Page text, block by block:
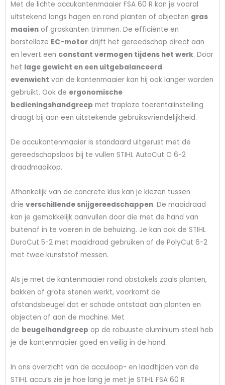
Met de lichte accukantenmaaier FSA 60 R kan je vooral
uitstekend langs hagen en rond planten of objecten gras
maaien of graskanten trimmen. De efficiënte en
borstelloze EC-motor drijft het gereedschap direct aan
en levert een constant vermogen tijdens het werk. Door
het lage gewicht en een uitgebalanceerd
evenwicht van de kantenmaaier kan hij ook langer worden
gebruikt. Ook de ergonomische
bedieningshandgreep met traploze toerentalinstelling
draagt bij aan een uitstekende gebruiksvriendelijkheid.
De accukantenmaaier is standaard uitgerust met de
gereedschapsloos bij te vullen STIHL AutoCut C 6-2
draadmaaikop.
Afhankelijk van de concrete klus kan je kiezen tussen
drie verschillende snijgereedschappen. De maaidraad
kan je gemakkelijk aanvullen door die met de hand van
buitenaf in te voeren in de behuizing. Je kan ook de STIHL
DuroCut 5-2 met maaidraad gebruiken of de PolyCut 6-2
met twee kunststof messen.
Als je met de kantenmaaier rond obstakels zoals planten,
bakken of grote stenen werkt, voorkomt de
afstandsbeugel dat er schade ontstaat aan planten en
objecten of aan de machine. Met
de beugelhandgreep op de robuuste aluminium steel heb
je de kantenmaaier goed en veilig in de hand.
In ons overzicht van de acculoop- en laadtijden van de
STIHL accu’s zie je hoe lang je met je STIHL FSA 60 R